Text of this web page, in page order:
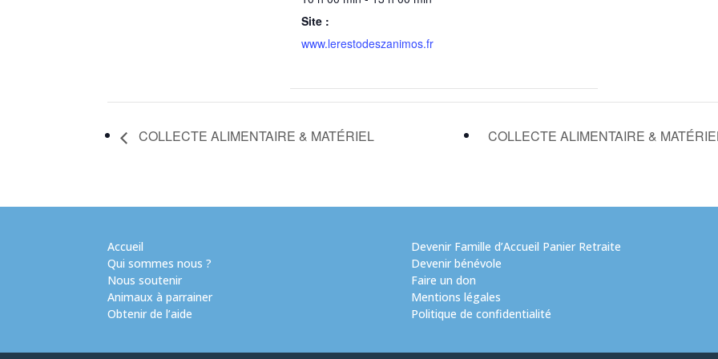
Site :
www.lerestodeszanimos.fr
COLLECTE ALIMENTAIRE & MATÉRIEL COLLECTE ALIMENTAIRE &
Accueil
Qui sommes nous ?
Nous soutenir
Animaux à parrainer
Obtenir de l’aide
Devenir Famille d’Accueil Panier Retraite
Devenir bénévole
Faire un don
Mentions légales
Politique de confidentialité